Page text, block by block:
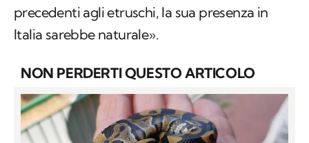
precedenti agli etruschi, la sua presenza in
Italia sarebbe naturale».
NON PERDERTI QUESTO ARTICOLO